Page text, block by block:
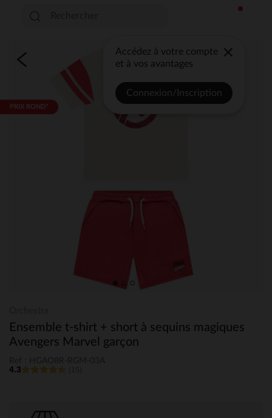
Accédez à votre compte
et à vos avantages
Connexion/Inscription
PRIX ROND*
Ensemble t-shirt + short à sequins magiques
Avengers Marvel garçon
4.3